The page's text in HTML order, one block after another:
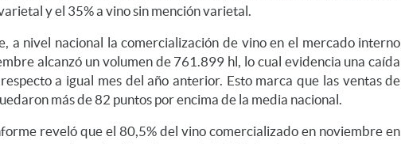
y el 35% a vino sin mención varietal.
a nivel nacional la comercialización de vino en el mercado interno
alcanzó un volumen de 761.899 hl, lo cual evidencia una caída
a igual mes del año anterior. Esto marca que las ventas de
más de 82 puntos por encima de la media nacional.
reveló que el 80,5% del vino comercializado en noviembre en